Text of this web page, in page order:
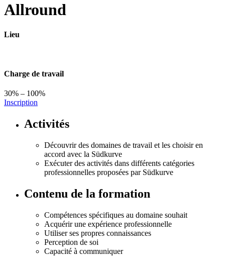
Allround
Lieu
Charge de travail
30% – 100%
Inscription
Activités
Découvrir des domaines de travail et les choisir en
accord avec la Südkurve
Exécuter des activités dans différents catégories
professionnelles proposées par Südkurve
Contenu de la formation
Compétences spécifiques au domaine souhait
Acquérir une expérience professionnelle
Utiliser ses propres connaissances
Perception de soi
Capacité à communiquer